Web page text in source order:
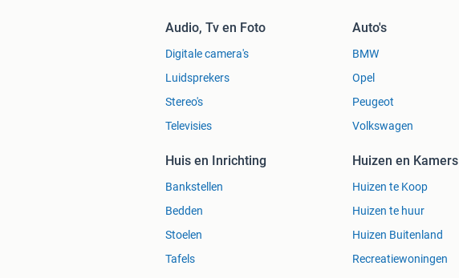
Audio, Tv en Foto
Digitale camera's
Luidsprekers
Stereo's
Televisies
Auto's
BMW
Opel
Peugeot
Volkswagen
Huis en Inrichting
Bankstellen
Bedden
Stoelen
Tafels
Huizen en Kamers
Huizen te Koop
Huizen te huur
Huizen Buitenland
Recreatiewoningen